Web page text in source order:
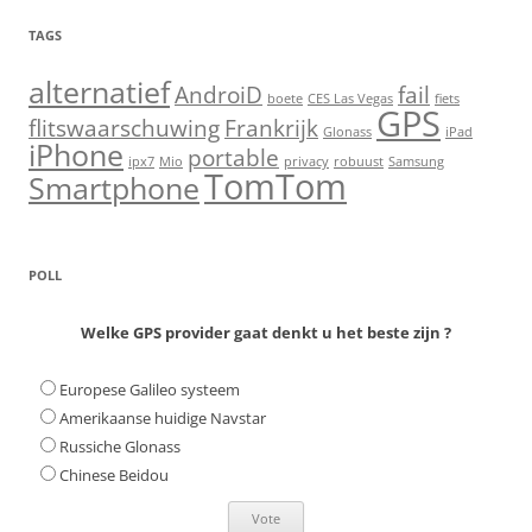
TAGS
alternatiefAndroiD boete CES Las Vegas fail fiets
flitswaarschuwing Frankrijk Glonass GPS iPad
iPhone ipx7 Mio portable privacy robuust Samsung
SmartphoneTomTom
POLL
Welke GPS provider gaat denkt u het beste zijn ?
Europese Galileo systeem
Amerikaanse huidige Navstar
Russiche Glonass
Chinese Beidou